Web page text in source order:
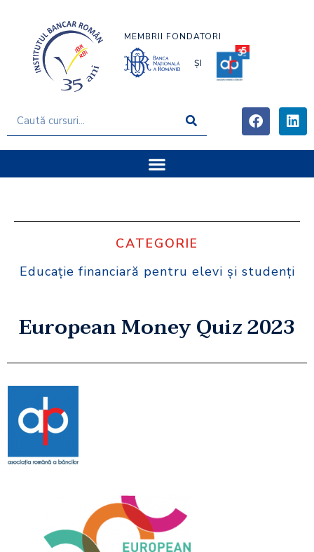
MEMBRII FONDATORI
ȘI
European Money Quiz 2023
CATEGORIE
Educaţie financiară pentru elevi şi studenţi